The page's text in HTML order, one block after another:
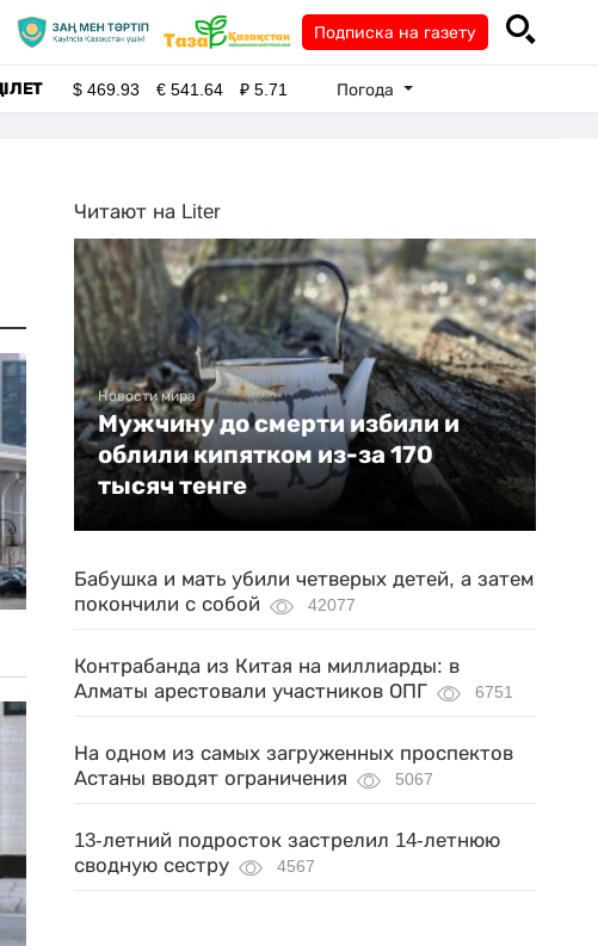
Подписка на газету
$469.93 €541.64 ₽5.71 Погода
Читают на Liter
Новости мира
Мужчину до смерти избили и
облили кипятком из-за 170
тысяч тенге
Бабушка и мать убили четверых детей, а затем
покончили с собой
42077
Контрабанда из Китая на миллиарды: в
Алматы арестовали участников ОПГ
6751
На одном из самых загруженных проспектов
Астаны вводят ограничения
5067
13-летний подросток застрелил 14-летнюю
сводную сестру
4567